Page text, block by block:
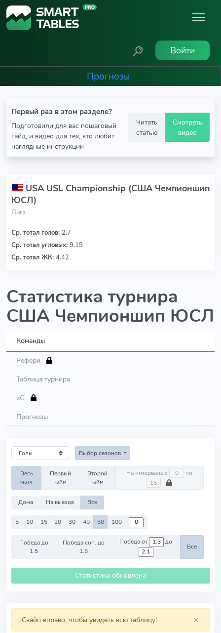
Войти
Прогнозы
Первый раз в этом разделе?
Подготовили для вас пошаговый
гайд, и видео для тех, кто любит
наглядные инструкции
Читать
статью
Смотреть
видео
USA USL Championship (США Чемпионшип
ЮСЛ)
Лига
Ср. тотал голов: 2.7
Ср. тотал угловых: 9.19
Ср. тотал ЖК: 4.42
Статистика турнира
США Чемпионшип ЮСЛ
Команды
Рефери
Таблица турнира
xG
Прогнозы
Выбор сезонов
Весь
матч
Первый
тайм
Второй
тайм
На интервале с по
Дома На выезде Все
5 10 15 20 30 40 50 100
Победа до
1.5
Победа соп. до
1.5
Победа от до
Все
Статистика обновлена
×
Свайп вправо, чтобы увидеть всю таблицу!